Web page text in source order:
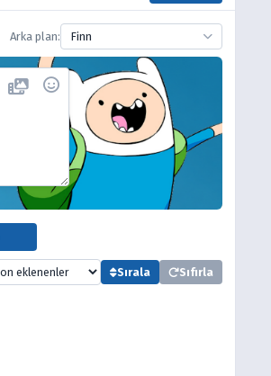
Arka plan: Finn
Sırala Sıfırla